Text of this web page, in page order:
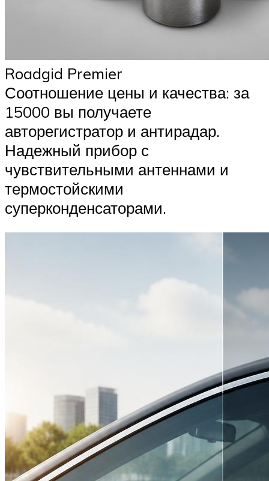
Roadgid Premier
Соотношение цены и качества: за
15000 вы получаете
авторегистратор и антирадар.
Надежный прибор с
чувствительными антеннами и
термостойскими
суперконденсаторами.